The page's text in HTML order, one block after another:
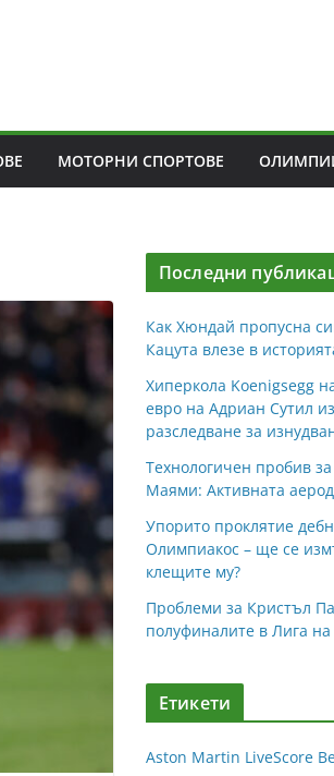
МОТОРНИ СПОРТОВЕ
Последни
Как Хюндай пропусна
Кацута влезе в
Хиперкола Koenigsegg
евро на Адриан Сутил
разследване за
Технологичен пробив
Маями: Активната
Упорито проклятие
Олимпиакос – ще се
клещите му?
Проблеми за Кристъл
полуфиналите в Лига
Етикети
Aston Martin LiveScore